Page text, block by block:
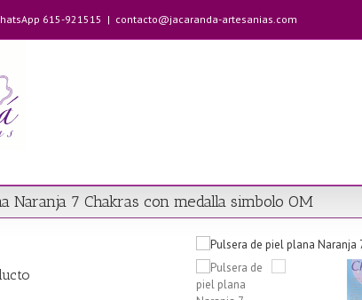
615-921515 | contacto@jacaranda-artesanias.com
Naranja 7 Chakras con medalla simbolo OM